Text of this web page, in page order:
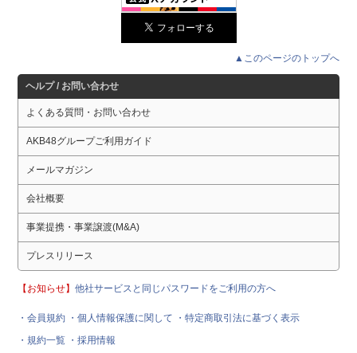
▲このページのトップへ
ヘルプ / お問い合わせ
よくある質問・お問い合わせ
AKB48グループご利用ガイド
メールマガジン
会社概要
事業提携・事業譲渡(M&A)
プレスリリース
【お知らせ】他社サービスと同じパスワードをご利用の方へ
・会員規約 ・個人情報保護に関して
・特定商取引法に基づく表示
・規約一覧 ・採用情報